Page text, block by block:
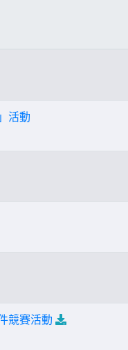
活動
競賽活動